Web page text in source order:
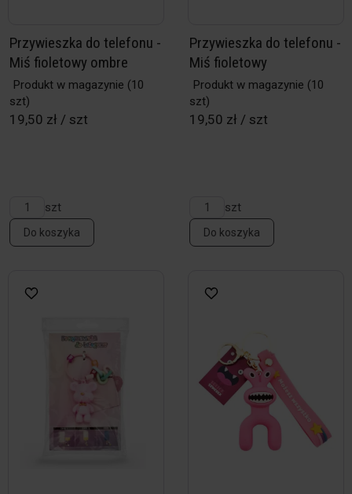
Przywieszka do telefonu -
Miś fioletowy ombre
Produkt w magazynie (10
szt)
19,50 zł / szt
szt
Do koszyka
Przywieszka do telefonu -
Miś fioletowy
Produkt w magazynie (10
szt)
19,50 zł / szt
szt
Do koszyka